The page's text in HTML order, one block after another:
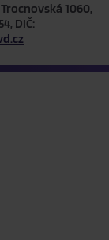
1060,
DIČ: